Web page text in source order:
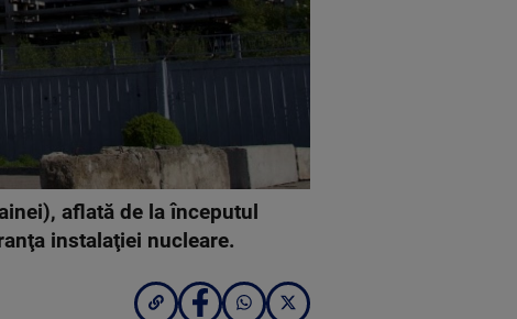
aflată de la începutul
instalaţiei nucleare.